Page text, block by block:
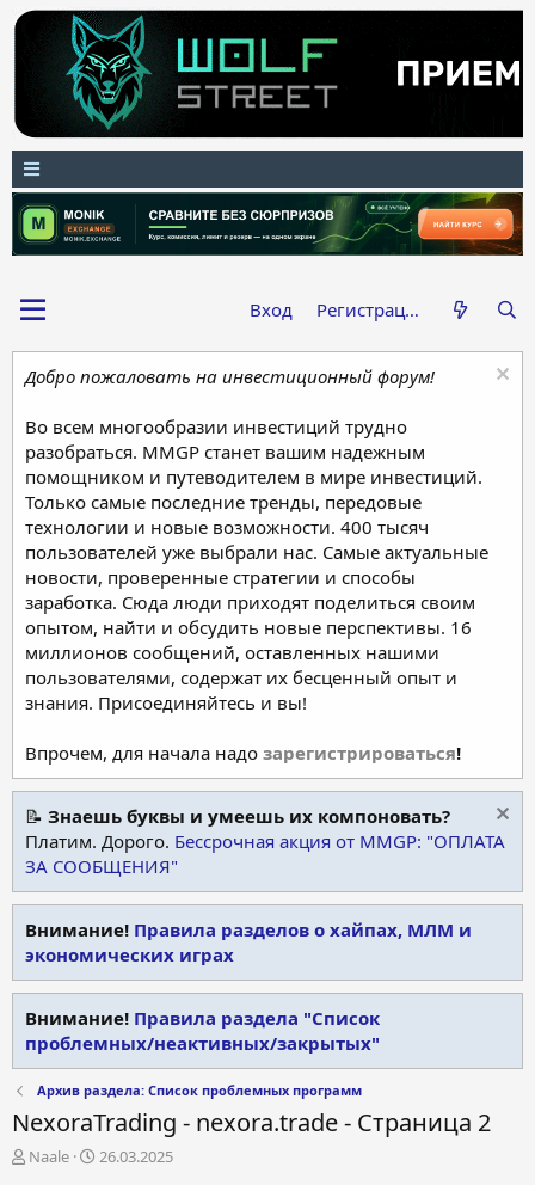
Вход Регистрация
Добро пожаловать на инвестиционный форум!
Во всем многообразии инвестиций трудно
разобраться. MMGP станет вашим надежным
помощником и путеводителем в мире инвестиций.
Только самые последние тренды, передовые
технологии и новые возможности. 400 тысяч
пользователей уже выбрали нас. Самые актуальные
новости, проверенные стратегии и способы
заработка. Сюда люди приходят поделиться своим
опытом, найти и обсудить новые перспективы. 16
миллионов сообщений, оставленных нашими
пользователями, содержат их бесценный опыт и
знания. Присоединяйтесь и вы!
Впрочем, для начала надо зарегистрироваться!
📝 Знаешь буквы и умеешь их компоновать?
Платим. Дорого. Бессрочная акция от MMGP: "ОПЛАТА
ЗА СООБЩЕНИЯ"
Внимание! Правила разделов о хайпах, МЛМ и
экономических играх
Внимание! Правила раздела "Список
проблемных/неактивных/закрытых"
Архив раздела: Список проблемных программ
NexoraTrading - nexora.trade - Страница 2
А
Naale
Д
26.03.2025